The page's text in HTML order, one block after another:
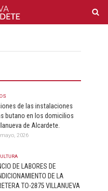
de las instalaciones
butano en los domicilios
de Alcardete.
2026
DE LABORES DE
DE LA
TO-2875 VILLANUEVA